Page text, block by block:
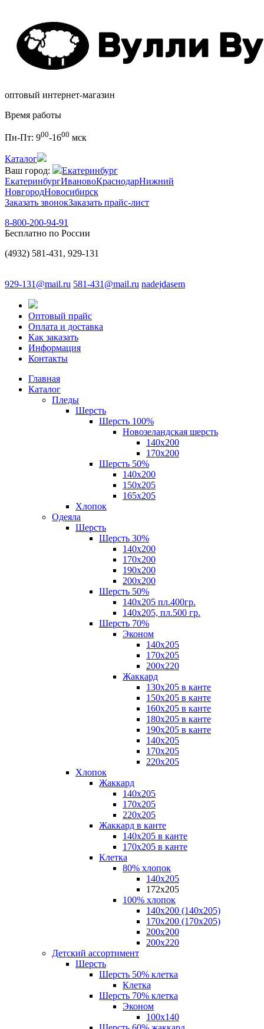
оптовый интернет-магазин
Время работы
Пн-Пт: 900-1600 мск
Каталог
Ваш город:
Екатеринбург
ЕкатеринбургИвановоКраснодарНижний
НовгородНовосибирск
Заказать звонокЗаказать прайс-лист
8-800-200-94-91
Бесплатно по России
(4932) 581-431, 929-131
929-131@mail.ru 581-431@mail.ru nadejdasem
Оптовый прайс
Оплата и доставка
Как заказать
Информация
Контакты
Главная
Каталог
Пледы
Шерсть
Шерсть 100%
Новозеландская шерсть
140х200
170x200
Шерсть 50%
140x200
150х205
165х205
Хлопок
Одеяла
Шерсть
Шерсть 30%
140х200
170х200
190х200
200х200
Шерсть 50%
140х205 пл.400гр.
140х205, пл.500 гр.
Шерсть 70%
Эконом
140х205
170х205
200х220
Жаккард
130х205 в канте
150х205 в канте
160х205 в канте
180х205 в канте
190х205 в канте
140х205
170х205
220х205
Хлопок
Жаккард
140x205
170х205
220х205
Жаккард в канте
140х205 в канте
170х205 в канте
Клетка
80% хлопок
140x205
172х205
100% хлопок
140x200 (140х205)
170x200 (170х205)
200х200
200х220
Детский ассортимент
Шерсть
Шерсть 50% клетка
Клетка
Шерсть 70% клетка
Эконом
100x140